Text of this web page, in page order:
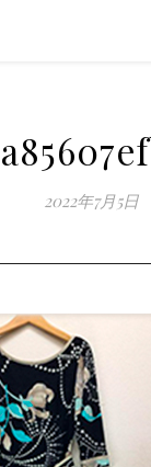
2022年7月5日